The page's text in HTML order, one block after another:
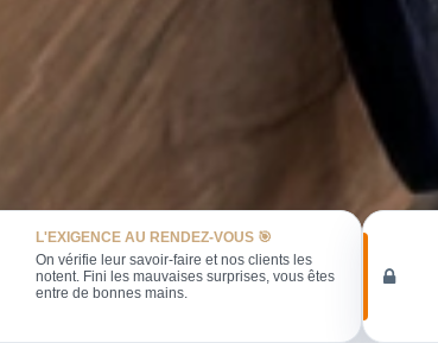
L'EXIGENCE AU RENDEZ-VOUS 🎯
On vérifie leur savoir-faire et nos clients les
notent. Fini les mauvaises surprises, vous êtes
entre de bonnes mains.